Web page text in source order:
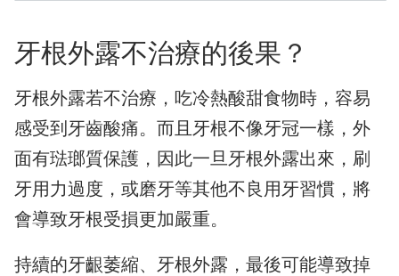
牙根外露不治療的後果？
牙根外露若不治療，吃冷熱酸甜食物時，容易
感受到牙齒酸痛。而且牙根不像牙冠一樣，外
面有琺瑯質保護，因此一旦牙根外露出來，刷
牙用力過度，或磨牙等其他不良用牙習慣，將
會導致牙根受損更加嚴重。
持續的牙齦萎縮、牙根外露，最後可能導致掉